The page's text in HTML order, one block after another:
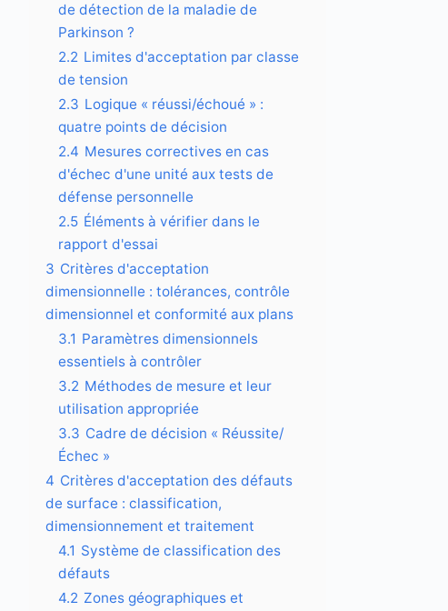
de détection de la maladie de
Parkinson ?
2.2 Limites d'acceptation par classe
de tension
2.3 Logique « réussi/échoué » :
quatre points de décision
2.4 Mesures correctives en cas
d'échec d'une unité aux tests de
défense personnelle
2.5 Éléments à vérifier dans le
rapport d'essai
3 Critères d'acceptation
dimensionnelle : tolérances, contrôle
dimensionnel et conformité aux plans
3.1 Paramètres dimensionnels
essentiels à contrôler
3.2 Méthodes de mesure et leur
utilisation appropriée
3.3 Cadre de décision « Réussite/
Échec »
4 Critères d'acceptation des défauts
de surface : classification,
dimensionnement et traitement
4.1 Système de classification des
défauts
4.2 Zones géographiques et